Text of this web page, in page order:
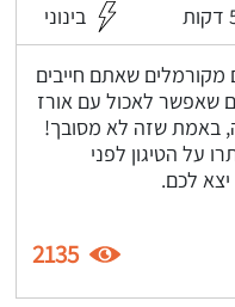
בינוני
מקורמלים שאתם חייבים
שאפשר לאכול עם אורז
באמת שזה לא מסובך!
על הטיגון לפני
לכם.
2135